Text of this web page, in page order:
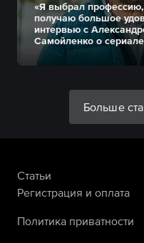
«Я выбрал профессию,
получаю большое
интервью с
Самойленко о
Больше
Статьи
Регистрация и оплата
Политика приватности